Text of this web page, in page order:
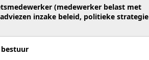
(medewerker belast met
inzake beleid, politieke strategie
bestuur